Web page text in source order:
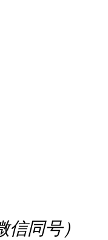
信同号）